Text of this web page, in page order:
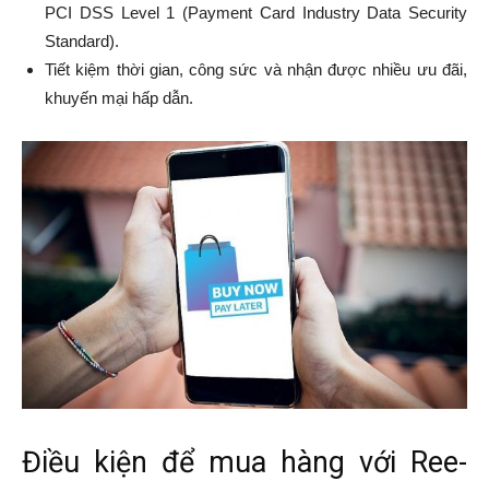
PCI DSS Level 1 (Payment Card Industry Data Security
Standard).
Tiết kiệm thời gian, công sức và nhận được nhiều ưu đãi,
khuyến mại hấp dẫn.
Điều kiện để mua hàng với Ree-